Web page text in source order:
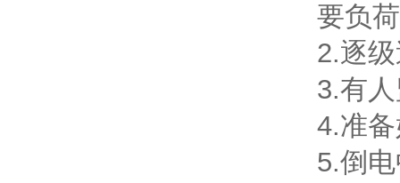
要负
2.逐
3.有
4.准
5.倒